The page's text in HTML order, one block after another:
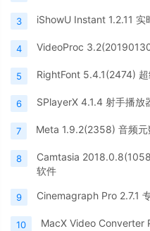
3 iShowU Instant 1.2.11 实
4 VideoProc
5 RightFont 5.4.1(2474)
6 SPlayerX 4.1.4 射手播放
7 Meta 1.9.2(2358) 音频
8
Camtasia
软件
9 Cinemagraph Pro 2.7.1
10 MacX Video Converter